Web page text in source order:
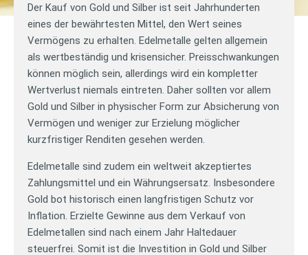
Der Kauf von Gold und Silber ist seit Jahrhunderten
eines der bewährtesten Mittel, den Wert seines
Vermögens zu erhalten. Edelmetalle gelten allgemein
als wertbeständig und krisensicher. Preisschwankungen
können möglich sein, allerdings wird ein kompletter
Wertverlust niemals eintreten. Daher sollten vor allem
Gold und Silber in physischer Form zur Absicherung von
Vermögen und weniger zur Erzielung möglicher
kurzfristiger Renditen gesehen werden.
Edelmetalle sind zudem ein weltweit akzeptiertes
Zahlungsmittel und ein Währungsersatz. Insbesondere
Gold bot historisch einen langfristigen Schutz vor
Inflation. Erzielte Gewinne aus dem Verkauf von
Edelmetallen sind nach einem Jahr Haltedauer
steuerfrei. Somit ist die Investition in Gold und Silber